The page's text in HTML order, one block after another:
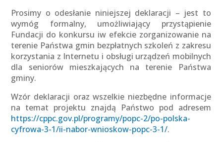
Prosimy o odesłanie niniejszej deklaracji – jest to
wymóg formalny, umożliwiający przystąpienie
Fundacji do konkursu iw efekcie zorganizowanie na
terenie Państwa gmin bezpłatnych szkoleń z zakresu
korzystania z Internetu i obsługi urządzeń mobilnych
dla seniorów mieszkających na terenie Państwa
gminy.
Wzór deklaracji oraz wszelkie niezbędne informacje
na temat projektu znajdą Państwo pod adresem
https://cppc.gov.pl/programy/popc-2/po-polska-
cyfrowa-3-1/ii-nabor-wnioskow-popc-3-1/.